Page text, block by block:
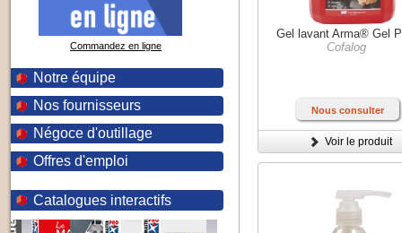
Commandez en ligne
Notre équipe
Nos fournisseurs
Négoce d'outillage
Offres d'emploi
Catalogues interactifs
Gel lavant Arma® Gel
Cofalog
Nous consulter
Voir le produit